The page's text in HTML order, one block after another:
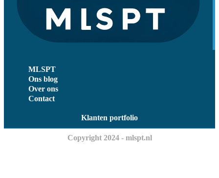
MLSPT
Ons blog
Over ons
Contact
Klanten portfolio
Copyright 2024 - mlspt.nl